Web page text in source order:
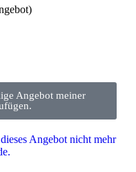
Angebot meiner
Angebot nicht mehr